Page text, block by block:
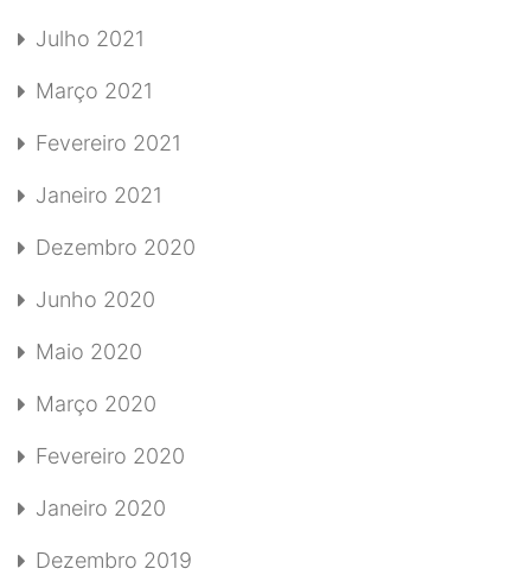
Julho 2021
Março 2021
Fevereiro 2021
Janeiro 2021
Dezembro 2020
Junho 2020
Maio 2020
Março 2020
Fevereiro 2020
Janeiro 2020
Dezembro 2019